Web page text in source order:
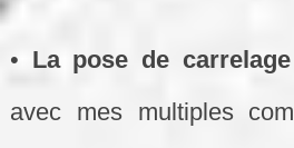
• La pose de
avec mes multiples